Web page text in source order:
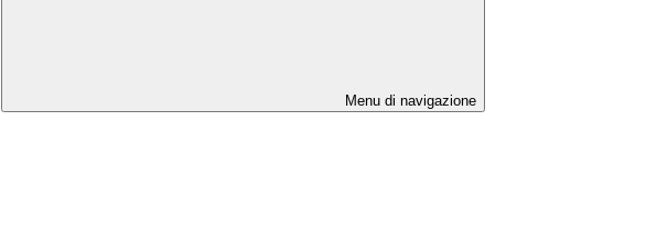
Menu di navigazione